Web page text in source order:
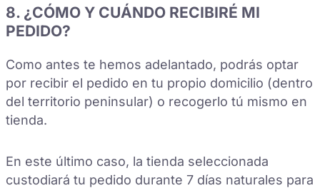
8. ¿CÓMO Y CUÁNDO RECIBIRÉ MI
PEDIDO?
Como antes te hemos adelantado, podrás optar
por recibir el pedido en tu propio domicilio (dentro
del territorio peninsular) o recogerlo tú mismo en
tienda.
En este último caso, la tienda seleccionada
custodiará tu pedido durante 7 días naturales para